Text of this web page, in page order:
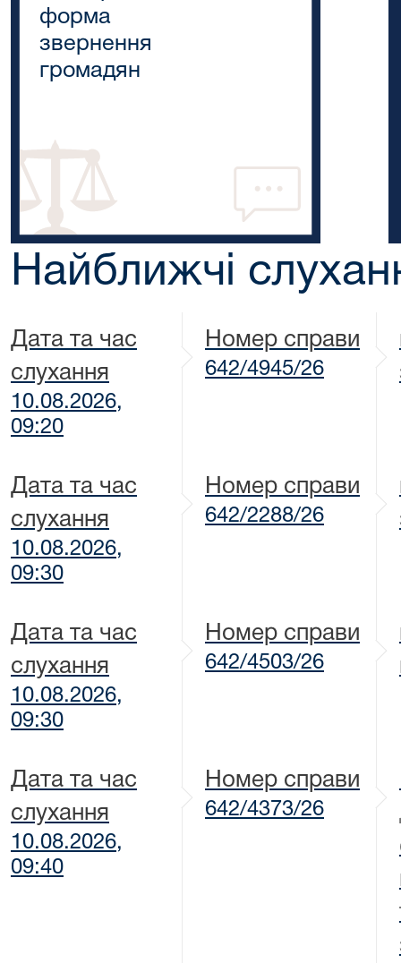
форма
звернення
громадян
Найближчі
Дата та час
слухання
10.08.2026,
09:20
Номер справи
642/4945/26
Дата та час
слухання
10.08.2026,
09:30
Номер справи
642/2288/26
Дата та час
слухання
10.08.2026,
09:30
Номер справи
642/4503/26
Дата та час
слухання
10.08.2026,
09:40
Номер справи
642/4373/26